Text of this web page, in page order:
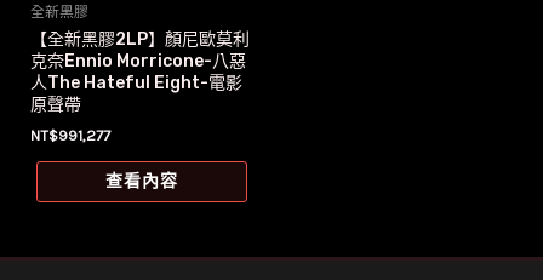
全新黑膠
【全新黑膠2LP】顏尼歐莫利
克奈Ennio Morricone-八惡
人The Hateful Eight-電影
原聲帶
NT$991,277
查看內容